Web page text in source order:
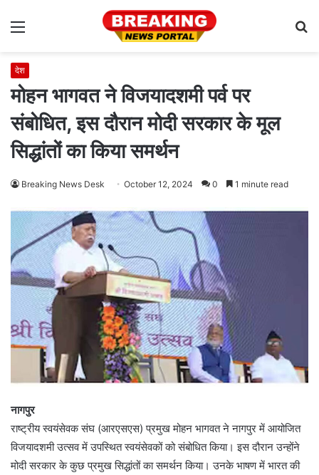
Menu
देश
मोहन भागवत ने विजयादशमी पर्व पर
संबोधित, इस दौरान मोदी सरकार के मूल
सिद्धांतों का किया समर्थन
Breaking News Desk October 12, 2024 0 1 minute read
नागपुर
राष्‍ट्रीय स्‍वयंसेवक संघ (आरएसएस) प्रमुख मोहन भागवत ने नागपुर में आयोजित
विजयादशमी उत्सव में उपस्थित स्वयंसेवकों को संबोधित किया। इस दौरान उन्होंने
मोदी सरकार के कुछ प्रमुख सिद्धांतों का समर्थन किया। उनके भाषण में भारत की